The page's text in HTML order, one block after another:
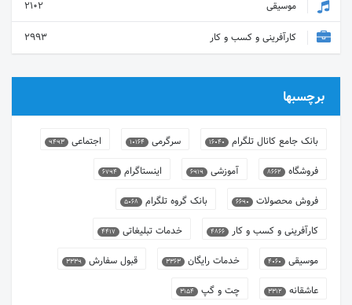
موسیقی
2102
کارآفرینی و کسب و کار
2993
برچسبها
بانک جامع کانال تلگرام 16040 سرگرمی 10164 اجتماعی 9493
فروشگاه 8662 آموزشی 6919 اینستاگرام 6794
فروش محصولات 6690 بانک گروه تلگرام 5068
کارآفرینی و کسب و کار 4866 خدمات تبلیغاتی 4417
موسیقی 4060 خدمات رایگان 3363 قبول سفارش 3339
عاشقانه 3312 چت و گپ 3154